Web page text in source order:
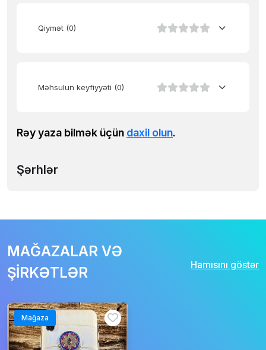
Qiymət (0)
Məhsulun keyfiyyəti (0)
Rəy yaza bilmək üçün daxil olun.
Şərhlər
MAĞAZALAR VƏ
ŞİRKƏTLƏR
Hamısını göstər
Mağaza